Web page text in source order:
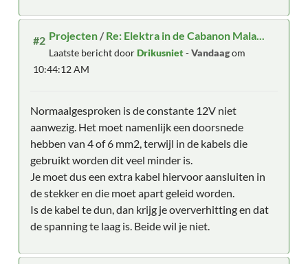
#2 Projecten /Re: Elektra in de Cabanon Mala...
Laatste bericht doorDrikusniet-Vandaagom
10:44:12 AM
Normaalgesproken is de constante 12V niet
aanwezig. Het moet namenlijk een doorsnede
hebben van 4 of 6 mm2, terwijl in de kabels die
gebruikt worden dit veel minder is.
Je moet dus een extra kabel hiervoor aansluiten in
de stekker en die moet apart geleid worden.
Is de kabel te dun, dan krijg je oververhitting en dat
de spanning te laag is. Beide wil je niet.